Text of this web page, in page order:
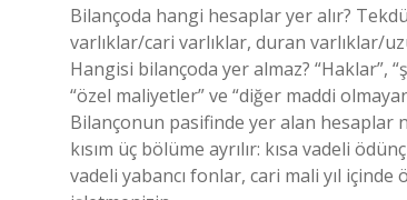
Bilançoda hangi hesaplar yer alır?
varlıklar/cari varlıklar, duran varlıklar/
Hangisi bilançoda yer almaz? “Haklar”,
“özel maliyetler” ve “diğer maddi
Bilançonun pasifinde yer alan hesaplar
kısım üç bölüme ayrılır: kısa vadeli
vadeli yabancı fonlar, cari mali yıl